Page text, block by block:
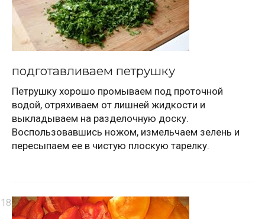
подготавливаем петрушку
Петрушку хорошо промываем под проточной
водой, отряхиваем от лишней жидкости и
выкладываем на разделочную доску.
Воспользовавшись ножом, измельчаем зелень и
пересыпаем ее в чистую плоскую тарелку.